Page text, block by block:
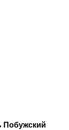
Побужский